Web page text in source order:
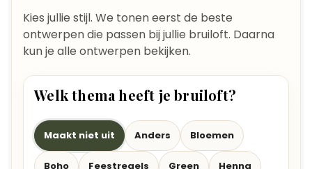
Kies jullie stijl. We tonen eerst de beste
ontwerpen die passen bij jullie bruiloft. Daarna
kun je alle ontwerpen bekijken.
Welk thema heeft je bruiloft?
Maakt niet uit Anders Bloemen
Boho Feestregels Green Henna